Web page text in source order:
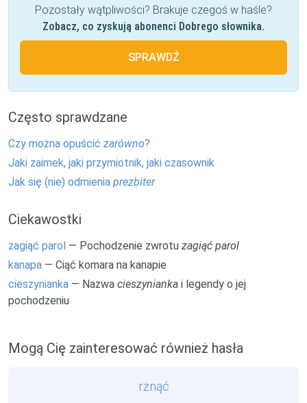
Pozostały wątpliwości? Brakuje czegoś w haśle?
Zobacz, co zyskują abonenci Dobrego słownika.
SPRAWDŹ
Często sprawdzane
Czy można opuścić zarówno?
Jaki zaimek, jaki przymiotnik, jaki czasownik
Jak się (nie) odmienia prezbiter
Ciekawostki
zagiąć parol — Pochodzenie zwrotu zagiąć parol
kanapa — Ciąć komara na kanapie
cieszynianka — Nazwa cieszynianka i legendy o jej
pochodzeniu
Mogą Cię zainteresować również hasła
rżnąć